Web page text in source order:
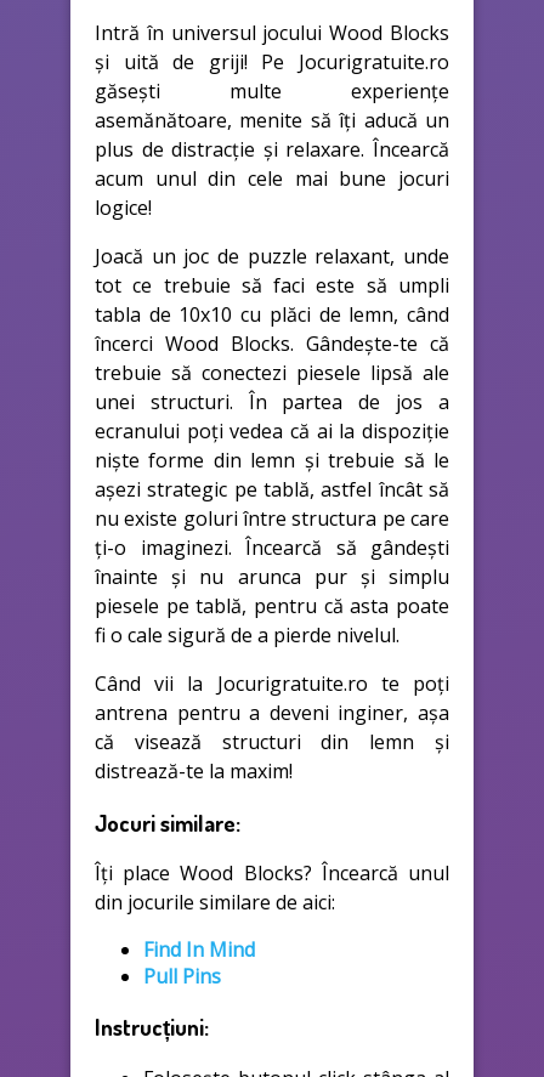
Intră în universul jocului Wood Blocks
și uită de griji! Pe Jocurigratuite.ro
găsești multe experiențe
asemănătoare, menite să îți aducă un
plus de distracție și relaxare. Încearcă
acum unul din cele mai bune jocuri
logice!
Joacă un joc de puzzle relaxant, unde
tot ce trebuie să faci este să umpli
tabla de 10x10 cu plăci de lemn, când
încerci Wood Blocks. Gândește-te că
trebuie să conectezi piesele lipsă ale
unei structuri. În partea de jos a
ecranului poți vedea că ai la dispoziție
niște forme din lemn și trebuie să le
așezi strategic pe tablă, astfel încât să
nu existe goluri între structura pe care
ți-o imaginezi. Încearcă să gândești
înainte și nu arunca pur și simplu
piesele pe tablă, pentru că asta poate
fi o cale sigură de a pierde nivelul.
Când vii la Jocurigratuite.ro te poți
antrena pentru a deveni inginer, așa
că visează structuri din lemn și
distrează-te la maxim!
Jocuri similare:
Îți place Wood Blocks? Încearcă unul
din jocurile similare de aici:
Find In Mind
Pull Pins
Instrucțiuni: